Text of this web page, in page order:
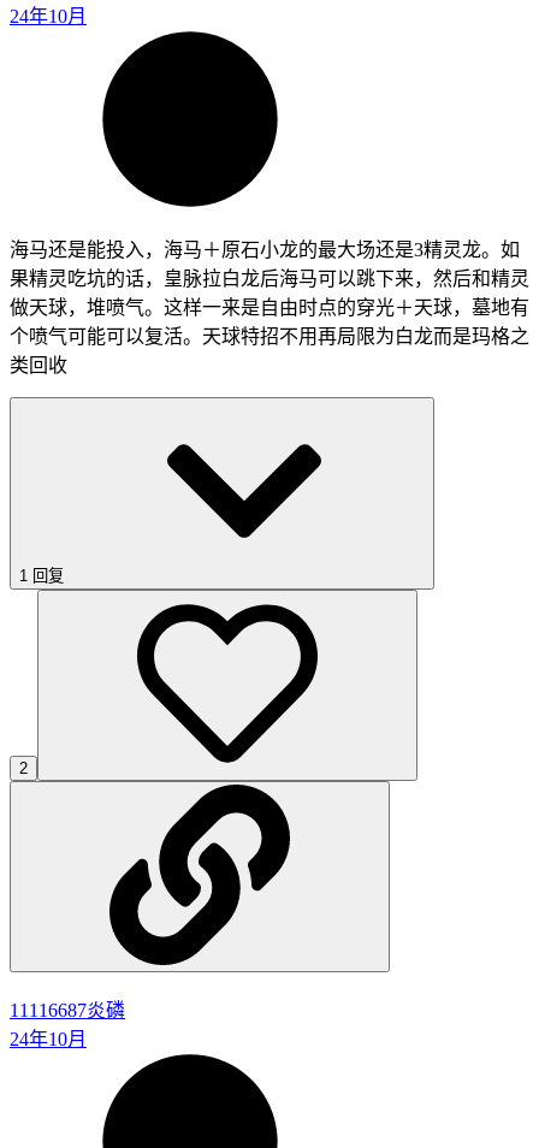
24年10月
海马还是能投入，海马＋原石小龙的最大场还是3精灵龙。如
果精灵吃坑的话，皇脉拉白龙后海马可以跳下来，然后和精灵
做天球，堆喷气。这样一来是自由时点的穿光＋天球，墓地有
个喷气可能可以复活。天球特招不用再局限为白龙而是玛格之
类回收
1 回复
2
11116687炎磷
24年10月